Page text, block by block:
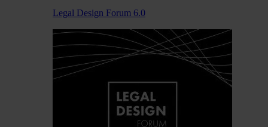
Legal Design Forum 6.0